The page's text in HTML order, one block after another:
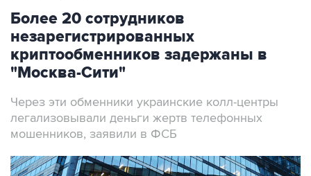
Более 20 сотрудников
незарегистрированных
криптообменников задержаны в
"Москва-Сити"
Через эти обменники украинские колл-центры
легализовывали деньги жертв телефонных
мошенников, заявили в ФСБ